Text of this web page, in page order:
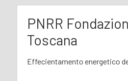
PNRR
Toscana
Effecientamento energetico